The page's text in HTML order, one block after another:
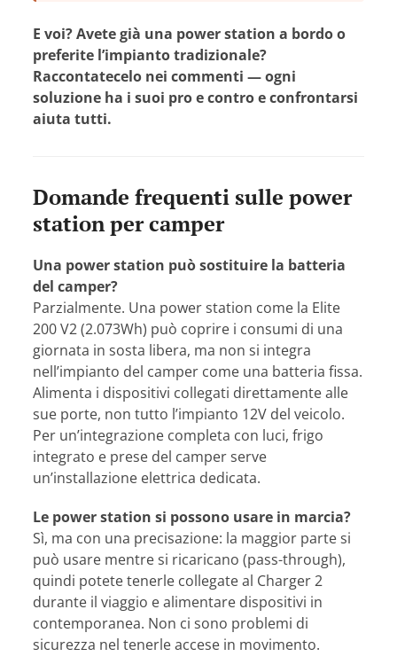
E voi? Avete già una power station a bordo o
preferite l’impianto tradizionale?
Raccontatecelo nei commenti — ogni
soluzione ha i suoi pro e contro e confrontarsi
aiuta tutti.
Domande frequenti sulle power
station per camper
Una power station può sostituire la batteria
del camper?
Parzialmente. Una power station come la Elite
200 V2 (2.073Wh) può coprire i consumi di una
giornata in sosta libera, ma non si integra
nell’impianto del camper come una batteria fissa.
Alimenta i dispositivi collegati direttamente alle
sue porte, non tutto l’impianto 12V del veicolo.
Per un’integrazione completa con luci, frigo
integrato e prese del camper serve
un’installazione elettrica dedicata.
Le power station si possono usare in marcia?
Sì, ma con una precisazione: la maggior parte si
può usare mentre si ricaricano (pass-through),
quindi potete tenerle collegate al Charger 2
durante il viaggio e alimentare dispositivi in
contemporanea. Non ci sono problemi di
sicurezza nel tenerle accese in movimento.